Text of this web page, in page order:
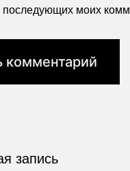
последующих моих
запись